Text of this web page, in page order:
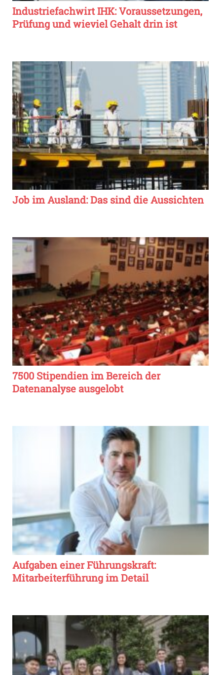
Industriefachwirt IHK: Voraussetzungen,
Prüfung und wieviel Gehalt drin ist
Job im Ausland: Das sind die Aussichten
7500 Stipendien im Bereich der
Datenanalyse ausgelobt
Aufgaben einer Führungskraft:
Mitarbeiterführung im Detail